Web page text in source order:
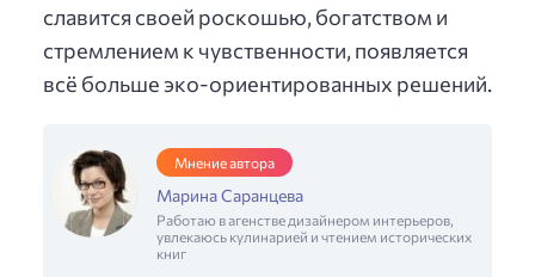
славится своей роскошью, богатством и
стремлением к чувственности, появляется
всё больше эко-ориентированных решений.
Мнение автора
Марина Саранцева
Работаю в агенстве дизайнером интерьеров,
увлекаюсь кулинарией и чтением исторических
книг